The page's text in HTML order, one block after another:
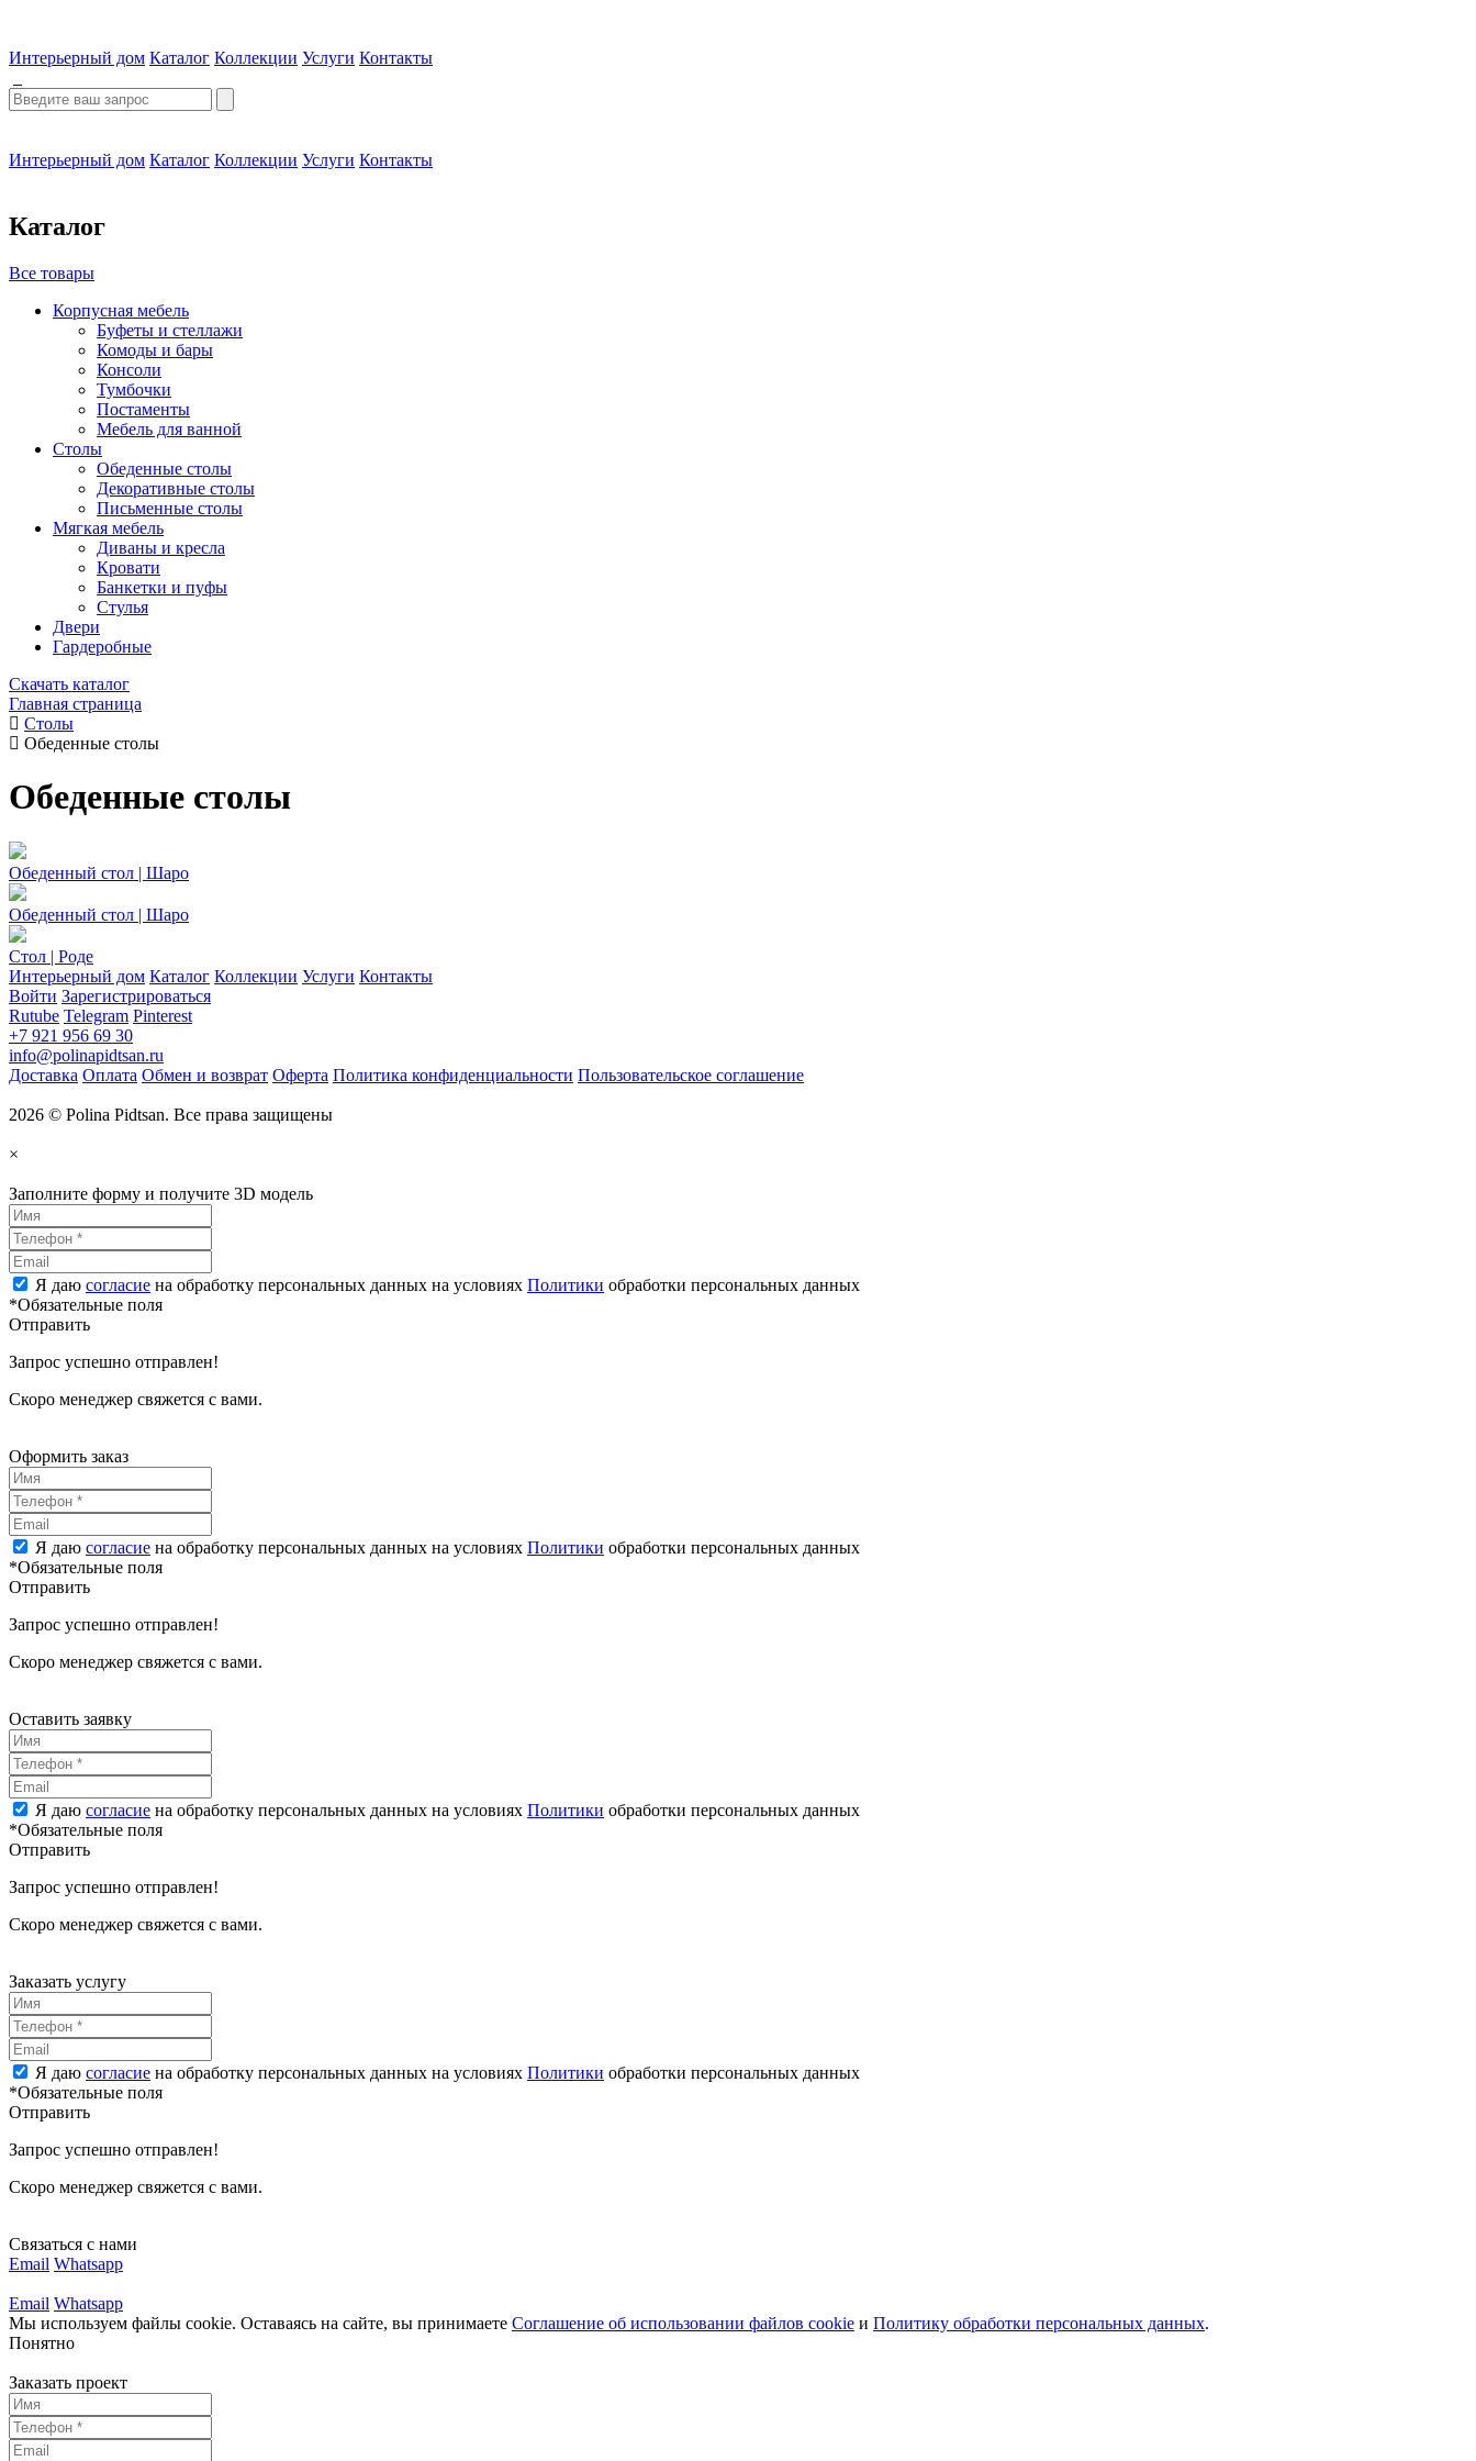
Интерьерный дом Каталог Коллекции Услуги Контакты
Интерьерный дом Каталог Коллекции Услуги Контакты
Каталог
Все товары
Корпусная мебель
Буфеты и стеллажи
Комоды и бары
Консоли
Тумбочки
Постаменты
Мебель для ванной
Столы
Обеденные столы
Декоративные столы
Письменные столы
Мягкая мебель
Диваны и кресла
Кровати
Банкетки и пуфы
Стулья
Двери
Гардеробные
Скачать каталог
Главная страница
Столы
Обеденные столы
Обеденные столы
Обеденный стол | Шаро
Обеденный стол | Шаро
Стол | Роде
Интерьерный дом Каталог Коллекции Услуги Контакты
Войти Зарегистрироваться
Rutube Telegram Pinterest
+7 921 956 69 30
info@polinapidtsan.ru
Доставка Оплата Обмен и возврат Оферта Политика конфиденциальности Пользовательское соглашение
2026 © Polina Pidtsan. Все права защищены
×
Заполните форму и получите 3D модель
Я даю согласие на обработку персональных данных на условиях Политики обработки персональных данных
*Обязательные поля
Отправить
Запрос успешно отправлен!
Скоро менеджер свяжется с вами.
Оформить заказ
Я даю согласие на обработку персональных данных на условиях Политики обработки персональных данных
*Обязательные поля
Отправить
Запрос успешно отправлен!
Скоро менеджер свяжется с вами.
Оставить заявку
Я даю согласие на обработку персональных данных на условиях Политики обработки персональных данных
*Обязательные поля
Отправить
Запрос успешно отправлен!
Скоро менеджер свяжется с вами.
Заказать услугу
Я даю согласие на обработку персональных данных на условиях Политики обработки персональных данных
*Обязательные поля
Отправить
Запрос успешно отправлен!
Скоро менеджер свяжется с вами.
Связаться с нами
Email Whatsapp
Email Whatsapp
Мы используем файлы cookie. Оставаясь на сайте, вы принимаете Соглашение об использовании файлов cookie и Политику обработки персональных данных.
Понятно
Заказать проект